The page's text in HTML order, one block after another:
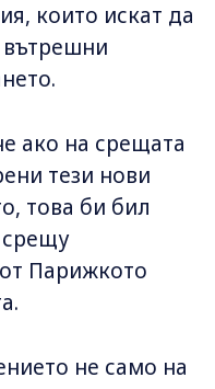
които искат да
вътрешни
ако на срещата
тези нови
това би бил
Парижкото
не само на